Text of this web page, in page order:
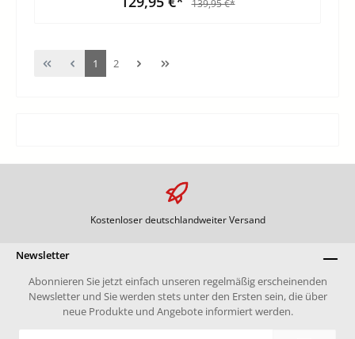
139,95 €*
1 2
Kostenloser deutschlandweiter Versand
Newsletter
Abonnieren Sie jetzt einfach unseren regelmäßig erscheinenden
Newsletter und Sie werden stets unter den Ersten sein, die über
neue Produkte und Angebote informiert werden.